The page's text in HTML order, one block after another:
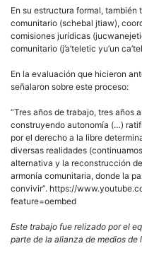
En su estructura formal,
comunitario (schebal jtiaw),
comisiones jurídicas
comunitario (j’a’teletic yu’un
En la evaluación que hicieron
señalaron sobre este proceso:
“Tres años de trabajo, tres años
construyendo autonomía (…)
por el derecho a la libre
diversas realidades
alternativa y la reconstrucción
armonía comunitaria, donde la
convivir”. https://
feature=oembed
Este trabajo fue relizado por el
parte de la alianza de medios de